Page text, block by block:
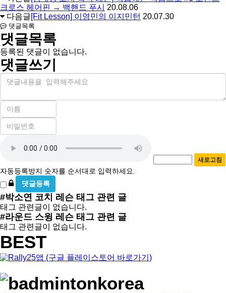
크로스 헤어핀 → 백핸드 푸시
20.08.06
다음글[Fit Lesson] 이영민의 이지민턴 20.07.30
댓글목록
댓글목록
등록된 댓글이 없습니다.
댓글쓰기
내
이
필
수
비
밀
수
록
방
지
새로고침
자동등록방지 숫자를 순서대로 입력하세요.
비
밀
글
사
용
#박소연 코치 레슨 태그 관련 글
태그 관련글이 없습니다.
#라운드 스윙 레슨 태그 관련 글
태그 관련글이 없습니다.
BEST